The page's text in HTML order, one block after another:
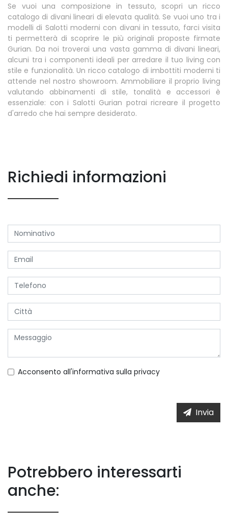
Se vuoi una composizione in tessuto, scopri un ricco
catalogo di divani lineari di elevata qualità. Se vuoi uno tra i
modelli di Salotti moderni con divani in tessuto, farci visita
ti permetterà di scoprire le più originali proposte firmate
Gurian. Da noi troverai una vasta gamma di divani lineari,
alcuni tra i componenti ideali per arredare il tuo living con
stile e funzionalità. Un ricco catalogo di imbottiti moderni ti
attende nel nostro showroom. Ammobiliare il proprio living
valutando abbinamenti di stile, tonalità e accessori è
essenziale: con i Salotti Gurian potrai ricreare il progetto
d'arredo che hai sempre desiderato.
Richiedi informazioni
Acconsento all'informativa sulla privacy
Invia
Potrebbero interessarti
anche: